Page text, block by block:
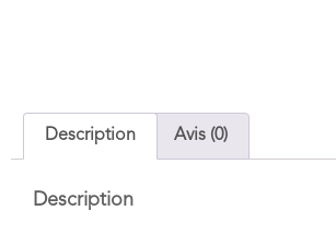
Description Avis (0)
Description